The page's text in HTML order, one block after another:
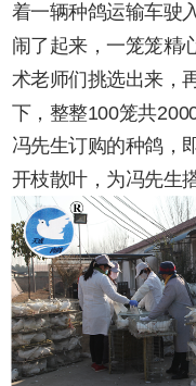
着一辆种鸽运输车驶
闹了起来，一笼笼精
术老师们挑选出来，
下，整整100笼共
冯先生订购的种鸽，
开枝散叶，为冯先生